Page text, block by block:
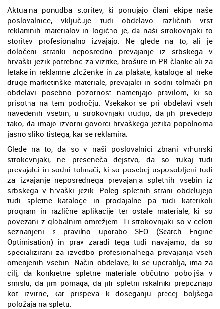
Aktualna ponudba storitev, ki ponujajo člani ekipe naše
poslovalnice, vključuje tudi obdelavo različnih vrst
reklamnih materialov in logično je, da naši strokovnjaki to
storitev profesionalno izvajajo. Ne glede na to, ali je
določeni stranki neposredno prevajanje iz srbskega v
hrvaški jezik potrebno za vizitke, brošure in PR članke ali za
letake in reklamne zloženke in za plakate, kataloge ali neke
druge marketinške materiale, prevajalci in sodni tolmači pri
obdelavi posebno pozornost namenjajo pravilom, ki so
prisotna na tem področju. Vsekakor se pri obdelavi vseh
navedenih vsebin, ti strokovnjaki trudijo, da jih prevedejo
tako, da imajo izvorni govorci hrvaškega jezika popolnoma
jasno sliko tistega, kar se reklamira.
Glede na to, da so v naši poslovalnici zbrani vrhunski
strokovnjaki, ne preseneča dejstvo, da so tukaj tudi
prevajalci in sodni tolmači, ki so posebej usposobljeni tudi
za izvajanje neposrednega prevajanja spletnih vsebin iz
srbskega v hrvaški jezik. Poleg spletnih strani obdelujejo
tudi spletne kataloge in prodajalne pa tudi katerikoli
program in različne aplikacije ter ostale materiale, ki so
povezani z globalnim omrežjem. Ti strokovnjaki so v celoti
seznanjeni s pravilno uporabo SEO (Search Engine
Optimisation) in prav zaradi tega tudi navajamo, da so
specializirani za izvedbo profesionalnega prevajanja vseh
omenjenih vsebin. Način obdelave, ki se uporablja, ima za
cilj, da konkretne spletne materiale občutno poboljša v
smislu, da jim pomaga, da jih spletni iskalniki prepoznajo
kot izvirne, kar prispeva k doseganju precej boljšega
položaja na spletu.